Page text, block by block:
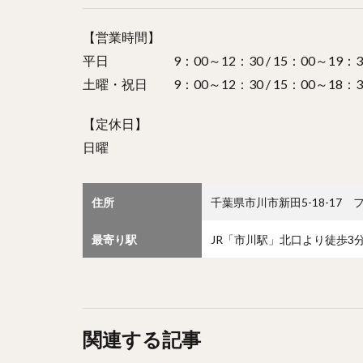
【営業時間】
平日 9：00～12：30 / 15：00～19：
土曜・祝日 9：00～12：30 / 15：00～18：
【定休日】
日曜
住所 千葉県市川市新田5-18-17
最寄り駅 JR「市川駅」北口より徒歩3
関連する記事